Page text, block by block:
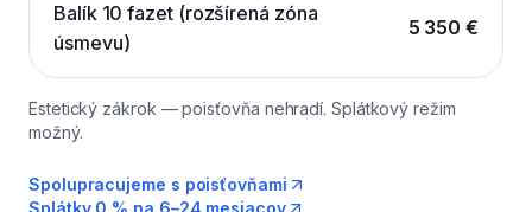
Balík 10 fazet (rozšírená zóna
úsmevu)
5 350 €
Estetický zákrok — poisťovňa nehradí. Splátkový režim
možný.
Spolupracujeme s poisťovňami
Splátky 0 % na 6–24 mesiacov